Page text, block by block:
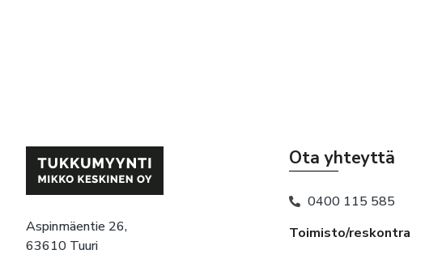
Aspinmäentie 26,
63610 Tuuri
Ota yhteyttä
0400 115 585
Toimisto/reskontra